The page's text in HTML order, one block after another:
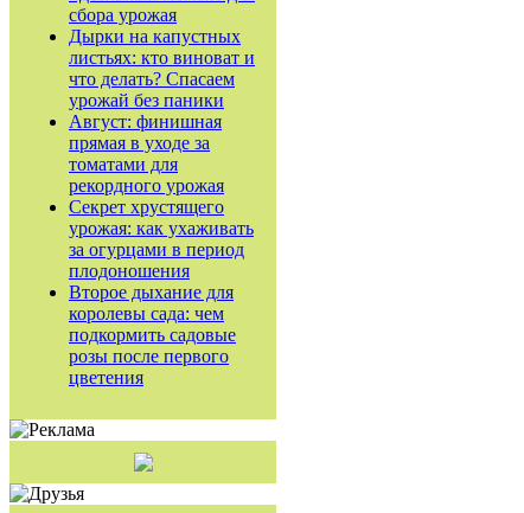
сбора урожая
Дырки на капустных
листьях: кто виноват и
что делать? Спасаем
урожай без паники
Август: финишная
прямая в уходе за
томатами для
рекордного урожая
Секрет хрустящего
урожая: как ухаживать
за огурцами в период
плодоношения
Второе дыхание для
королевы сада: чем
подкормить садовые
розы после первого
цветения